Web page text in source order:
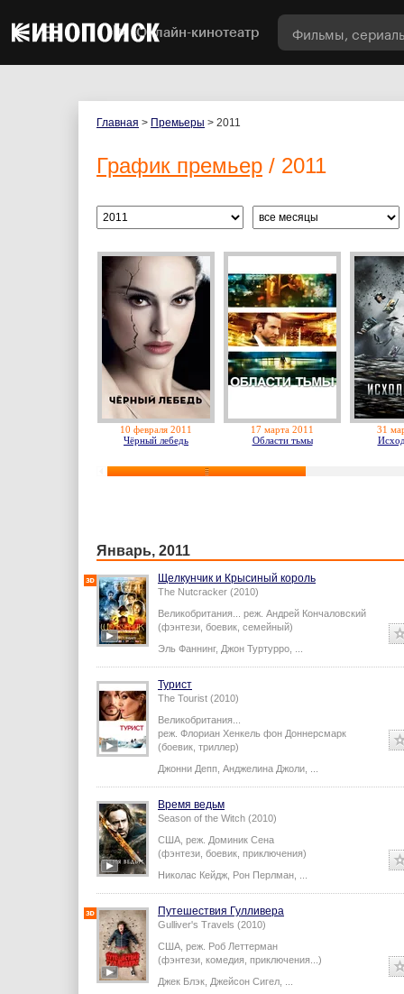
Онлайн-кинотеатр
Главная > Премьеры > 2011
График премьер / 2011
10 февраля 2011
Чёрный лебедь
17 марта 2011
Области тьмы
31
Январь, 2011
Щелкунчик и Крысиный король
The Nutcracker (2010)
Великобритания... реж. Андрей Кончаловский
(фэнтези, боевик, семейный)
Эль Фаннинг, Джон Туртурро
Турист
The Tourist (2010)
Великобритания...
реж. Флориан Хенкель фон Доннерсмарк
(боевик, триллер)
Джонни Депп Анджелина Джоли
Время ведьм
Season of the Witch (2010)
США, реж. Доминик Сена
(фэнтези, боевик, приключения)
Николас Кейдж Рон Перлман
Путешествия Гулливера
Gulliver's Travels (2010)
США, реж. Роб Леттерман
(фэнтези, комедия, приключения...)
Джек Блэк Джейсон Сигел